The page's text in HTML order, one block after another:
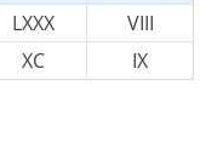
LXXX
VIII
XC IX